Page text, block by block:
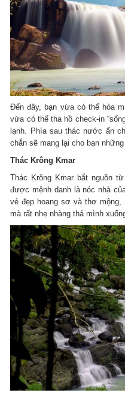
Đến đây, bạn vừa có thể hòa
vừa có thể tha hồ check-in
lạnh. Phía sau thác nước ẩn
chắn sẽ mang lại cho bạn
Thác Krông Kmar
Thác Krông Kmar bắt nguồn
được mệnh danh là nóc nhà
vẻ đẹp hoang sơ và thơ
mà rất nhẹ nhàng thả mình